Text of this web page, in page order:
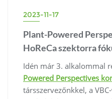
2023-11-17
Plant-Powered
HoReCa szektorra
Idén már 3. alkalommal
Powered Perspectives
társszervezőnkkel, a